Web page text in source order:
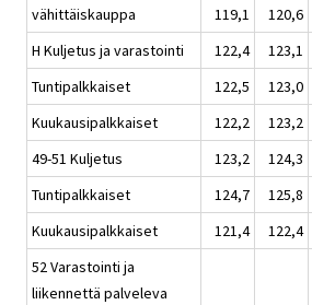
vähittäiskauppa
119,1 120,6
H Kuljetus ja varastointi
122,4 123,1
Tuntipalkkaiset
122,5 123,0
Kuukausipalkkaiset
122,2 123,2
49-51 Kuljetus
123,2 124,3
Tuntipalkkaiset
124,7 125,8
Kuukausipalkkaiset
121,4 122,4
52 Varastointi ja
liikennettä palveleva